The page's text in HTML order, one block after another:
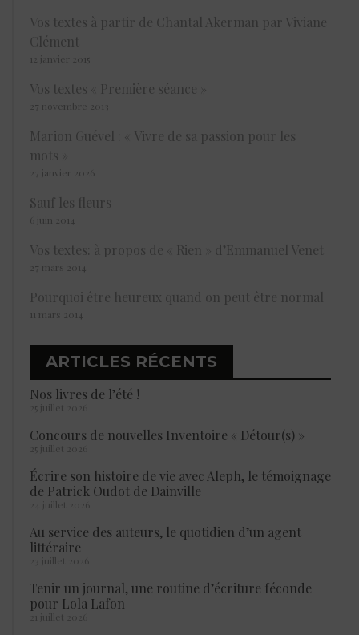
Vos textes à partir de Chantal Akerman par Viviane
Clément
12 janvier 2015
Vos textes « Première séance »
27 novembre 2013
Marion Guével : « Vivre de sa passion pour les
mots »
27 janvier 2026
Sauf les fleurs
6 juin 2014
Vos textes: à propos de « Rien » d’Emmanuel Venet
27 mars 2014
Pourquoi être heureux quand on peut être normal
11 mars 2014
ARTICLES RÉCENTS
Nos livres de l’été !
25 juillet 2026
Concours de nouvelles Inventoire « Détour(s) »
25 juillet 2026
Écrire son histoire de vie avec Aleph, le témoignage
de Patrick Oudot de Dainville
24 juillet 2026
Au service des auteurs, le quotidien d’un agent
littéraire
23 juillet 2026
Tenir un journal, une routine d’écriture féconde
pour Lola Lafon
21 juillet 2026